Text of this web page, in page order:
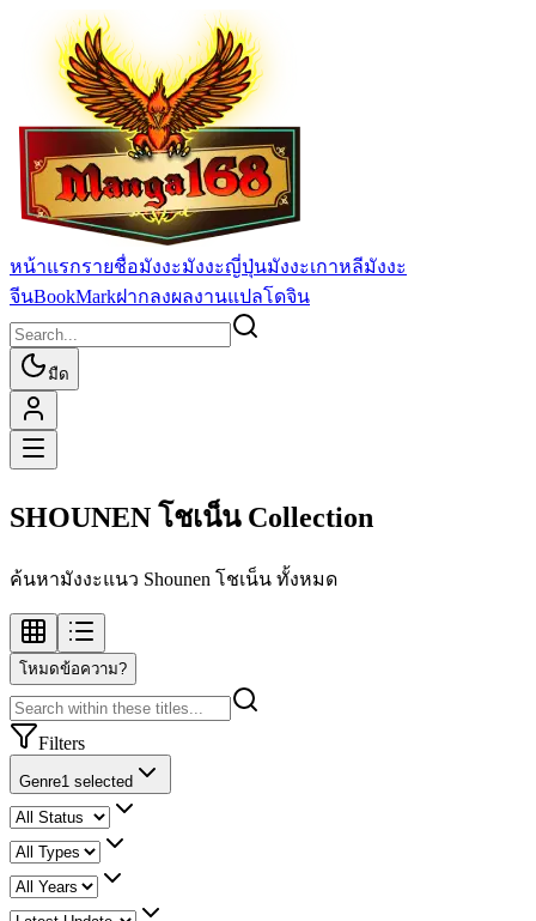
หน้าแรกรายชื่อมังงะมังงะญี่ปุ่นมังงะเกาหลีมังงะ
จีนBookMarkฝากลงผลงานแปลโดจิน
มืด
SHOUNEN โชเน็น Collection
ค้นหามังงะแนว Shounen โชเน็น ทั้งหมด
โหมดข้อความ?
Filters
Genre1 selected